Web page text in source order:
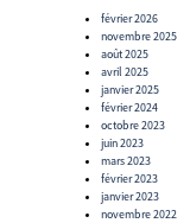
février 2026
novembre 2025
août 2025
avril 2025
janvier 2025
février 2024
octobre 2023
juin 2023
mars 2023
février 2023
janvier 2023
novembre 2022